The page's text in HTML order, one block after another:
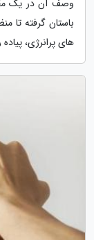
وصف آن در یک
باستان گرفته تا
های پرانرژی،